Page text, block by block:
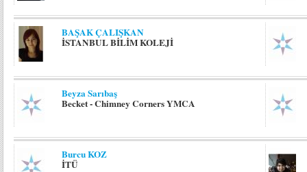
BAŞAK ÇALIŞKAN
İSTANBUL BİLİM KOLEJİ
Beyza Sarıbaş
Becket - Chimney Corners YMCA
Burcu KOZ
İTÜ